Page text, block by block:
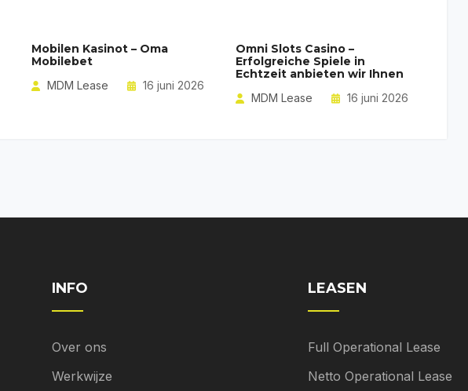
Mobilen Kasinot – Oma
Mobilebet
MDM Lease 16 juni 2026
Omni Slots Casino –
Erfolgreiche Spiele in
Echtzeit anbieten wir Ihnen
MDM Lease 16 juni 2026
INFO
Over ons
Werkwijze
LEASEN
Full Operational Lease
Netto Operational Lease